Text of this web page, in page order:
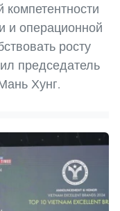
и операционной
росту
председатель
Хунг.